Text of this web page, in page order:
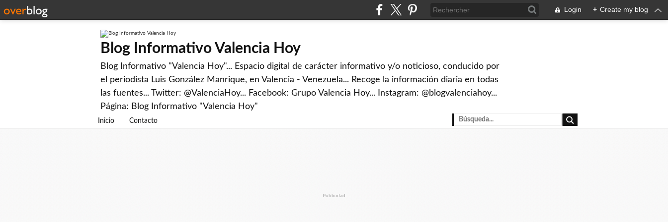
Login + Create my blog
Blog Informativo Valencia Hoy
Blog Informativo "Valencia Hoy"... Espacio digital de carácter informativo y/o noticioso, conducido por
el periodista Luis González Manrique, en Valencia - Venezuela... Recoge la información diaria en todas
las fuentes... Twitter: @ValenciaHoy... Facebook: Grupo Valencia Hoy... Instagram: @blogvalenciahoy...
Página: Blog Informativo "Valencia Hoy"
Inicio Contacto
Publicidad